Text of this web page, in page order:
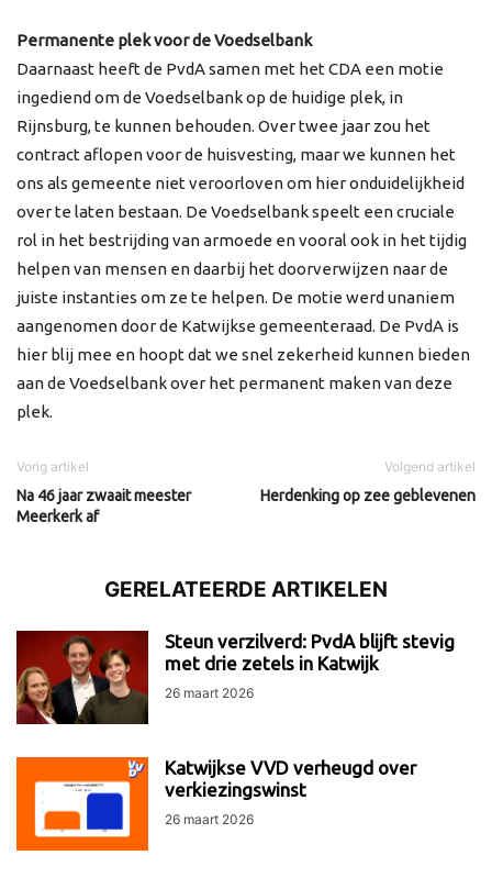
Permanente plek voor de Voedselbank
Daarnaast heeft de PvdA samen met het CDA een motie
ingediend om de Voedselbank op de huidige plek, in
Rijnsburg, te kunnen behouden. Over twee jaar zou het
contract aflopen voor de huisvesting, maar we kunnen het
ons als gemeente niet veroorloven om hier onduidelijkheid
over te laten bestaan. De Voedselbank speelt een cruciale
rol in het bestrijding van armoede en vooral ook in het tijdig
helpen van mensen en daarbij het doorverwijzen naar de
juiste instanties om ze te helpen. De motie werd unaniem
aangenomen door de Katwijkse gemeenteraad. De PvdA is
hier blij mee en hoopt dat we snel zekerheid kunnen bieden
aan de Voedselbank over het permanent maken van deze
plek.
Vorig artikel
Na 46 jaar zwaait meester
Meerkerk af
Volgend artikel
Herdenking op zee geblevenen
GERELATEERDE ARTIKELEN
Steun verzilverd: PvdA blijft stevig
met drie zetels in Katwijk
26 maart 2026
Katwijkse VVD verheugd over
verkiezingswinst
26 maart 2026